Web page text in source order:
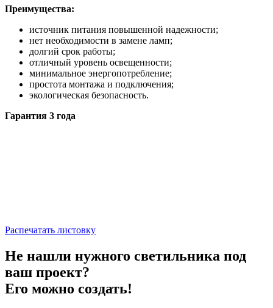
Преимущества:
источник питания повышенной надежности;
нет необходимости в замене ламп;
долгий срок работы;
отличный уровень освещенности;
минимальное энергопотребление;
простота монтажа и подключения;
экологическая безопасность.
Гарантия 3 года
Распечатать листовку
Не нашли нужного светильника под
ваш проект?
Его можно создать!